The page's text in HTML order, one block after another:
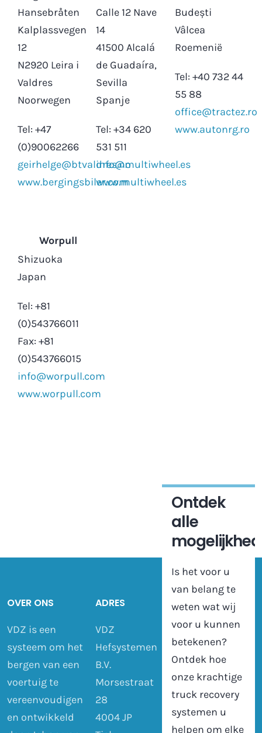
Hansebråten
Kalplassvegen
12
N2920 Leira i
Valdres
Noorwegen
Tel: +47
(0)90062266
geirhelge@btvaldres.no
www.bergingsbiler.com
Calle 12 Nave
14
41500 Alcalá
de Guadaíra,
Sevilla
Spanje
Tel: +34 620
531 511
info@multiwheel.es
www.multiwheel.es
Budești
Vâlcea
Roemenië
Tel: +40 732 44
55 88
office@tractez.ro
www.autonrg.ro
Worpull
Shizuoka
Japan
Tel: +81
(0)543766011
Fax: +81
(0)543766015
info@worpull.com
www.worpull.com
OVER ONS
VDZ is een
systeem om het
bergen van een
voertuig te
vereenvoudigen
en ontwikkeld
ADRES
VDZ
Hefsystemen
B.V.
Morsestraat
28
4004 JP
Ontdek
alle
Is het voor u
van belang te
weten wat wij
voor u kunnen
betekenen?
Ontdek hoe
onze krachtige
truck recovery
systemen u
helpen om elke